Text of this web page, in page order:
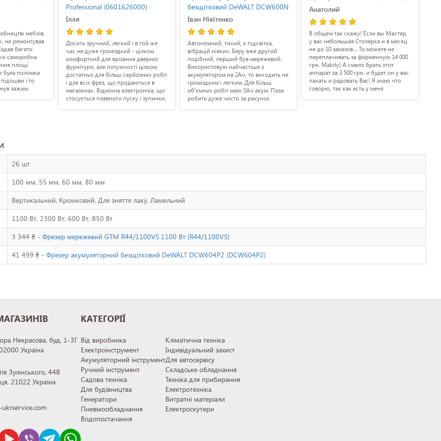
(0601626000)
зручний, легкий і в той же
дуже громіздкий - цілком
для врізання дверної
але потужності цілком
для більш серйозних робіт
фрез, що продаються в
Відмінна електроніка, що
плавного пуску і зупинки,
безщітковий DeWALT DCW600N
Автономний, тихий, є підсвітка,
вібрацій ніяких. Беру вже другий
подібний, перший був мережевий.
Використовую найчастіше з
акумулятором на 2Ач, то виходить не
громіздким і легким. Для більш
об'ємних робіт маю 5Ач акум. Пази
робить дуже чисто за рахунок
Анатолий
В общем так скажу! Если вы Мастер,
у вас небольшая Столярка и в месяц
не до 10 заказов... То можете не
переплачивать за фирменную 14 000
грн. Makity) А смело брать этот
аппарат за 3 500 грн. и будет он у вас
пахать и радовать Вас! Я знаю что
говорю, так как есть у меня
инструменты и за неприлично
дорого и из дешёвого сегмента тоже!
Ігор Валерійович
Потужний, легкий. В комплекті
досить функціональний
направляючий упор - обробляю з
ним більш рівномірно. Особливо
подобається працювати з
(всередині і на заокругленнях),
виходить філігранно, так як
26 шт
100 мм, 55 мм, 60 мм, 80 мм
Вертикальний, Кромковий, Для зняття лаку, Ламельний
1100 Вт, 2300 Вт, 600 Вт, 850 Вт
3 344 ₴ - Фрезер мережевий GTM R44/1100VS 1100 Вт (R44/1100VS)
41 499 ₴ - Фрезер акумуляторний безщітковий DeWALT DCW604P2 (DCW604P2)
Некрасова, буд. 1-3Г
Україна
Зулінського, 44В
21022 Україна
КАТЕГОРІЇ
Від виробника
Електроінструмент
Акумуляторний інструмент
Ручний інструмент
Садова техніка
Для будівництва
Генератори
Пневмообладнання
Водопостачання
Кліматична техніка
Індивідуальний захист
Для автосервісу
Складське обладнання
Техніка для прибирання
Електротехніка
Витратні матеріали
Електроскутери